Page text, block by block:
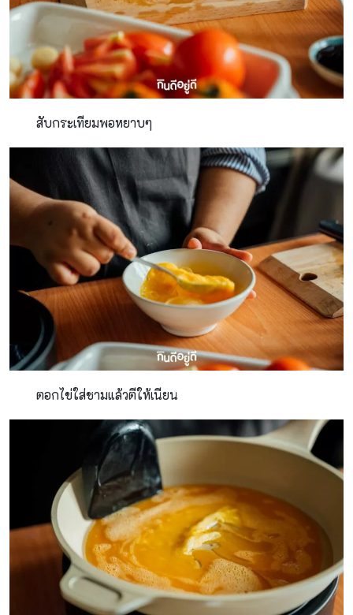
สับกระเทียมพอหยาบๆ
ตอกไข่ใส่ชามแล้วตีให้เนียน